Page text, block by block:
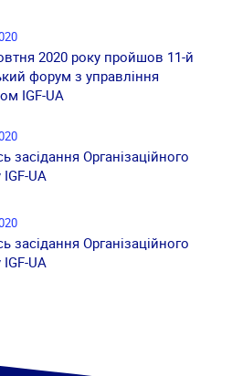
2020 року пройшов 11-й
форум з управління
IGF-UA
засідання Організаційного
IGF-UA
засідання Організаційного
IGF-UA